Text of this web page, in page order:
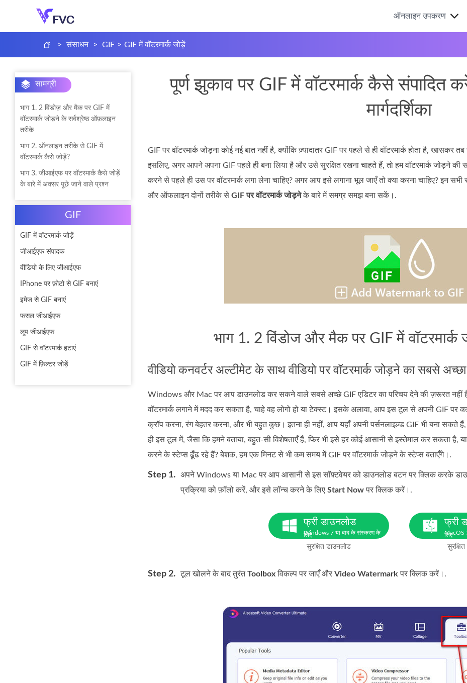
ऑनलाइन उपकरण
> संसाधन > GIF > GIF में वॉटरमार्क जोड़ें
सामग्री
भाग 1. 2 विंडोज़ और मैक पर GIF में
वॉटरमार्क जोड़ने के सर्वश्रेष्ठ ऑफ़लाइन
तरीके
भाग 2. ऑनलाइन तरीके से GIF में
वॉटरमार्क कैसे जोड़ें?
भाग 3. जीआईएफ पर वॉटरमार्क कैसे जोड़ें
के बारे में अक्सर पूछे जाने वाले प्रश्न
GIF
GIF में वॉटरमार्क जोड़ें
जीआईएफ संपादक
वीडियो के लिए जीआईएफ
IPhone पर फ़ोटो से GIF बनाएं
इमेज से GIF बनाएं
फसल जीआईएफ
लूप जीआईएफ
GIF से वॉटरमार्क हटाएं
GIF में फ़िल्टर जोड़ें
पूर्ण झुकाव पर GIF में वॉटरमार्क कैसे संपादित
मार्गदर्शिका
GIF पर वॉटरमार्क जोड़ना कोई नई बात नहीं है, क्योंकि ज़्यादातर GIF पर पहले से ही वॉटरमार्क होता है, खासकर
इसलिए, अगर आपने अपना GIF पहले ही बना लिया है और उसे सुरक्षित रखना चाहते हैं, तो हम वॉटरमार्क जोड़ने
करने से पहले ही उस पर वॉटरमार्क लगा लेना चाहिए? अगर आप इसे लगाना भूल जाएँ तो क्या करना चाहिए? इन
और ऑफलाइन दोनों तरीके से GIF पर वॉटरमार्क जोड़नेके बारे में समग्र समझ बना सकें।.
भाग 1. 2 विंडोज और मैक पर GIF में वॉटरमार्क
वीडियो कनवर्टर अल्टीमेट के साथ वीडियो पर वॉटरमार्क जोड़ने का सबसे
Windows और Mac पर आप डाउनलोड कर सकने वाले सबसे अच्छे GIF एडिटर का परिचय देने की ज़रूरत नहीं
वॉटरमार्क लगाने में मदद कर सकता है, चाहे वह लोगो हो या टेक्स्ट। इसके अलावा, आप इस टूल से अपनी GIF
क्रॉप करना, रंग बेहतर करना, और भी बहुत कुछ। इतना ही नहीं, आप यहाँ अपनी पर्सनलाइज़्ड GIF भी बना सकते
ही इस टूल में, जैसा कि हमने बताया, बहुत-सी विशेषताएँ हैं, फिर भी इसे हर कोई आसानी से इस्तेमाल कर सकता है,
करने के स्टेप्स ढूँढ रहे हैं? बेशक, हम एक मिनट से भी कम समय में GIF पर वॉटरमार्क जोड़ने के स्टेप्स बताएँगे।.
Step 1.
अपने Windows या Mac पर आप आसानी से इस सॉफ़्टवेयर को डाउनलोड बटन पर क्लिक करके
प्रक्रिया को फ़ॉलो करें, और इसे लॉन्च करने के लिए Start Nowपर क्लिक करें।.
फ्री डाउनलोड
Windows 7 या बाद के संस्करण के
लिए
सुरक्षित डाउनलोड
फ्री
MacOS
लिए
Step 2. टूल खोलने के बाद तुरंतToolboxविकल्प पर जाएँ और Video Watermark पर क्लिक करें।.